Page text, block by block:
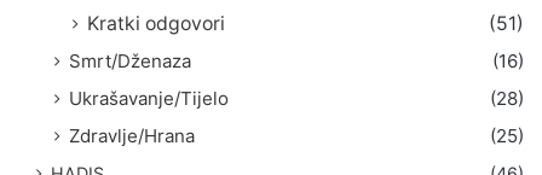
Kratki odgovori
(51)
Smrt/Dženaza
(16)
Ukrašavanje/Tijelo
(28)
Zdravlje/Hrana
(25)